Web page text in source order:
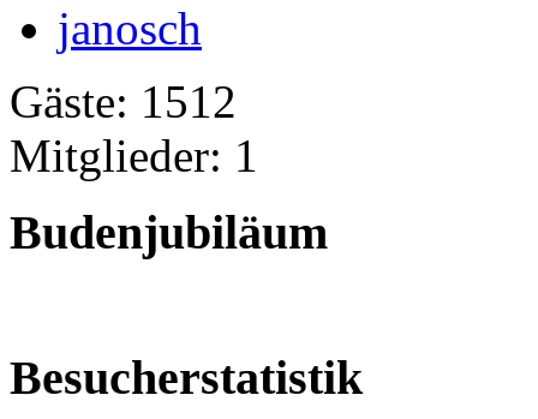
janosch
Gäste: 1512
Mitglieder: 1
Budenjubiläum
Besucherstatistik